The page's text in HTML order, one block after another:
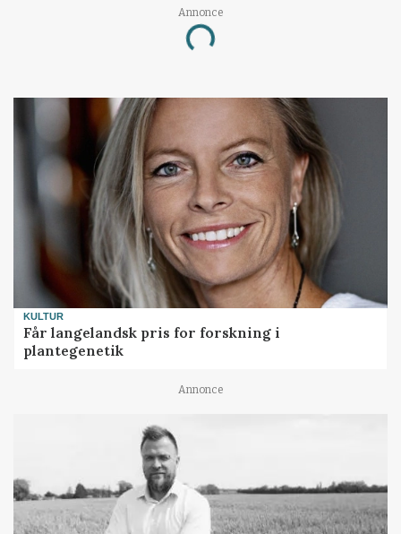
Annonce
Loading...
KULTUR
Får langelandsk pris for forskning i
plantegenetik
Annonce